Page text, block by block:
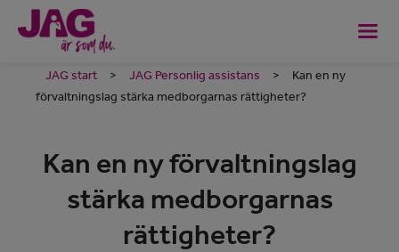
JAG start > JAG Personlig assistans >
Kan en ny
förvaltningslag stärka medborgarnas rättigheter?
Kan en ny förvaltningslag
stärka medborgarnas
rättigheter?